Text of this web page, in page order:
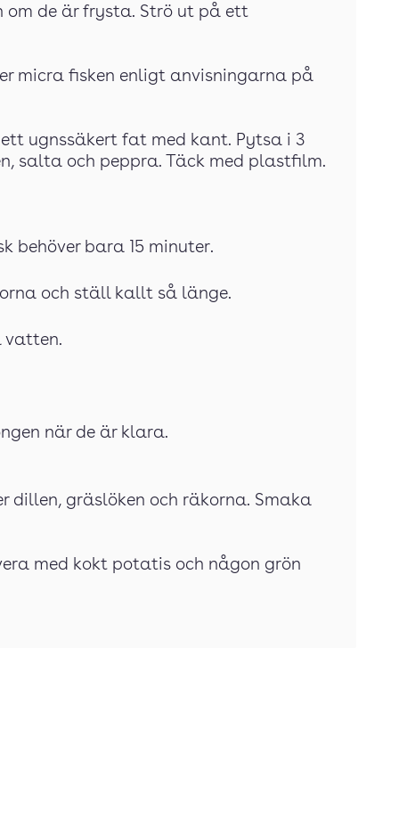
om de är frysta. Strö ut på ett
micra fisken enligt anvisningarna på
ugnssäkert fat med kant. Pytsa i 3
salta och peppra. Täck med plastfilm.
behöver bara 15 minuter.
och ställ kallt så länge.
vatten.
när de är klara.
dillen, gräslöken och räkorna. Smaka
med kokt potatis och någon grön